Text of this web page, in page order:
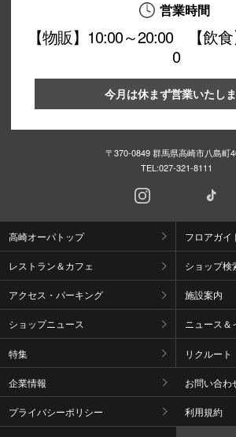
営業時間
【物販】10:00～20:00 【飲
0
今月は休まず営業いたし
〒370-0849 群馬県高崎市八島町
TEL:027-321-8111
高崎オーパトップ フロアガイ
レストラン＆カフェ ショップ検
アクセス・パーキング 施設案内
ショップニュース ニュース＆
特集 リクルート
企業情報 お問い合わ
プライバシーポリシー 利用規約